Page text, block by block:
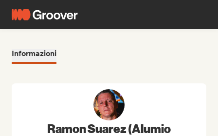
Informazioni
Ramon Suarez (Alumio